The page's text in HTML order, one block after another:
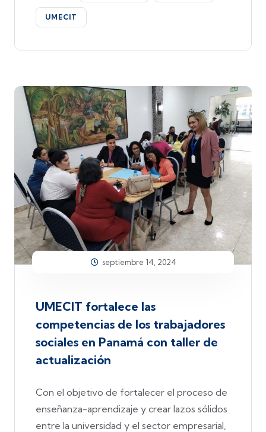
UMECIT
septiembre 14, 2024
UMECIT fortalece las
competencias de los trabajadores
sociales en Panamá con taller de
actualización
Con el objetivo de fortalecer el proceso de
enseñanza-aprendizaje y crear lazos sólidos
entre la universidad y el sector empresarial,